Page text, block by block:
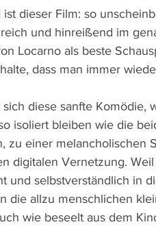
ist dieser Film: so
und hinreißend im
Locarno als beste
dass man immer
diese sanfte Komödie,
isoliert bleiben wie die
zu einer melancholischen
digitalen Vernetzung.
und selbstverständlich in
die allzu menschlichen
wie beseelt aus dem